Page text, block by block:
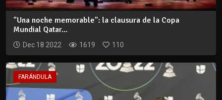
"Una noche memorable": la clausura de la Copa
Mundial Qatar...
Dec 18 2022 1619 110
FARÁNDULA